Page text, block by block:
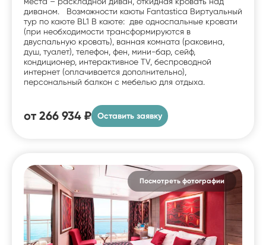
диваном. Возможности каюты Fantastica Виртуальный
тур по каюте BL1 В каюте: две односпальные кровати
(при необходимости трансформируются в
двуспальную кровать), ванная комната (раковина,
душ, туалет), телефон, фен, мини-бар, сейф,
кондиционер, интерактивное TV, беспроводной
интернет (оплачивается дополнительно),
персональный балкон с мебелью для отдыха.
от 266 934 ₽ Оставить заявку
Посмотреть фотографии